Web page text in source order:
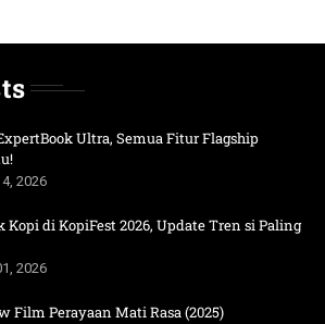
Ultra, Semua Fitur Flagship
2026
Kopi di KopiFest 2026, Update Tren si Paling
2026
Film Perayaan Mati Rasa (2025)